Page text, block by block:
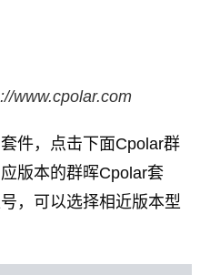
www.cpolar.com
件，点击下面Cpolar群
版本的群晖Cpolar套
，可以选择相近版本型